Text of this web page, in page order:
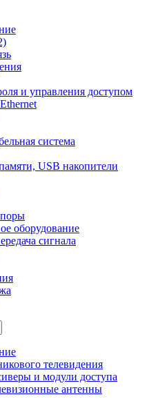
и управления доступом
система
USB накопители
оборудование
сигнала
телевидения
и модули доступа
антенны